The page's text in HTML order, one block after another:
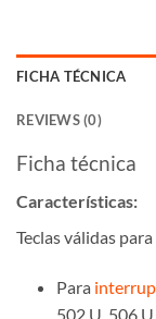
FICHA TÉCNICA
REVIEWS (0)
Ficha técnica
Características:
Teclas válidas
Para
502 U, 506